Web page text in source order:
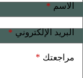
الاسم*
البريد الإلكتروني*
مراجعتك *